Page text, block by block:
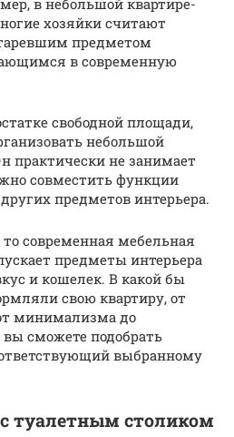
хозяйки считают
предметом
в современную
свободной площади,
небольшой
практически не занимает
совместить функции
предметов интерьера.
то современная мебельная
предметы интерьера
и кошелек. В какой бы
свою квартиру, от
минимализма до
вы сможете подобрать
выбранному
туалетным столиком